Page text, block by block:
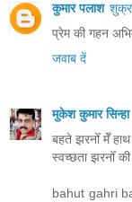
कुमार पलाश
प्रेम की गहन
जवाब दें
मुकेश कुमार सिन्हा
बहते झरनोँ मेँ हाथ
स्वच्छता झरनोँ की
bahut gahri